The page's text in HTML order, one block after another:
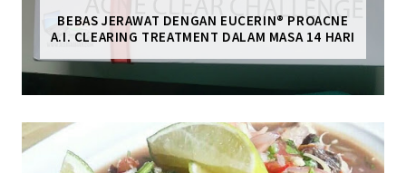
BEBAS JERAWAT DENGAN EUCERIN® PROACNE
A.I. CLEARING TREATMENT DALAM MASA 14 HARI